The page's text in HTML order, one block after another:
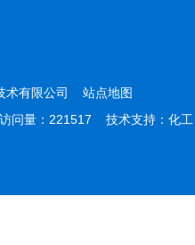
术有限公司 站点地图
问量：221517 技术支持： 化工